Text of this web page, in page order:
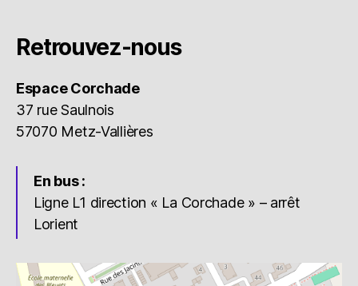
Retrouvez-nous
Espace Corchade
37 rue Saulnois
57070 Metz-Vallières
En bus :
Ligne L1 direction « La Corchade » – arrêt
Lorient